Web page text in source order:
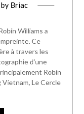
by Briac
Williams a
Ce
à travers les
d’une
Robin
Le Cercle